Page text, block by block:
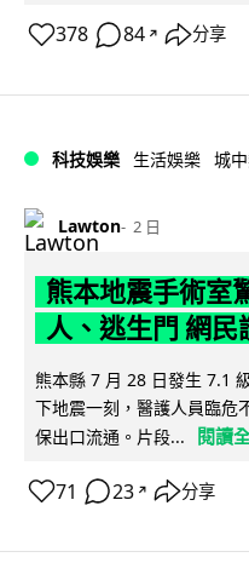
378 84 ↗ 分享
科技娛樂 生活娛樂 城
Lawton 2 日
熊本地震手術室
人、逃生門 網民
熊本縣 7 月 28 日發生 7.1
下地震一刻，醫護人員臨危
保出口流通。片段...
閱讀
71 23 ↗ 分享